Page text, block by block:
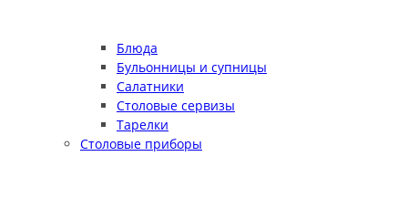
Блюда
Бульонницы и супницы
Салатники
Столовые сервизы
Тарелки
Столовые приборы